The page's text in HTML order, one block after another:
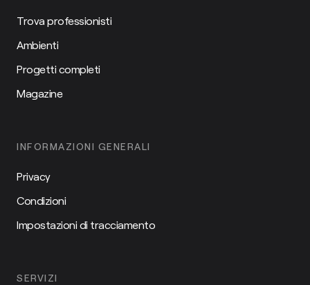
Trova professionisti
Ambienti
Progetti completi
Magazine
INFORMAZIONI GENERALI
Privacy
Condizioni
Impostazioni di tracciamento
SERVIZI